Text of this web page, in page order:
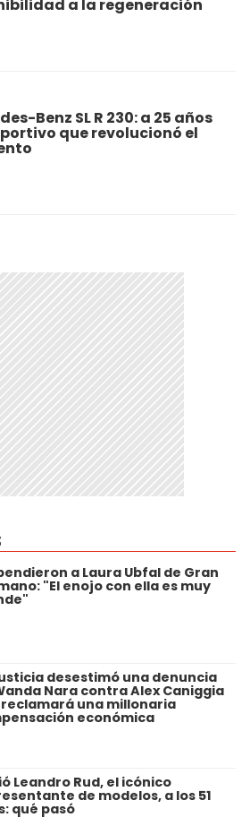
a la regeneración
Benz SL R 230: a 25 años
que revolucionó el
a Laura Ubfal de Gran
"El enojo con ella es muy
desestimó una denuncia
Nara contra Alex Caniggia
una millonaria
económica
Leandro Rud, el icónico
de modelos, a los 51
qué pasó